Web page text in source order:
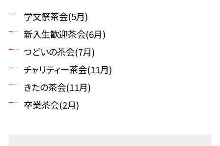
学文祭茶会(5月)
新入生歓迎茶会(6月)
つどいの茶会(7月)
チャリティー茶会(11月)
きたの茶会(11月)
卒業茶会(2月)